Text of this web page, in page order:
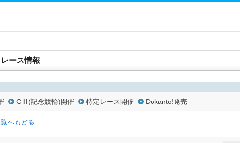
ース情報
GⅢ(記念競輪)開催 特定レース開催 Dokanto!発売
へもどる